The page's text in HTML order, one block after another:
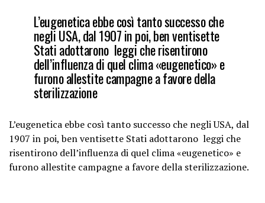
L’eugenetica ebbe così tanto successo che
negli USA, dal 1907 in poi, ben ventisette
Stati adottarono leggi che risentirono
dell’influenza di quel clima «eugenetico» e
furono allestite campagne a favore della
sterilizzazione
L’eugenetica ebbe così tanto successo che negli USA, dal
1907 in poi, ben ventisette Stati adottarono leggi che
risentirono dell’influenza di quel clima «eugenetico» e
furono allestite campagne a favore della sterilizzazione.